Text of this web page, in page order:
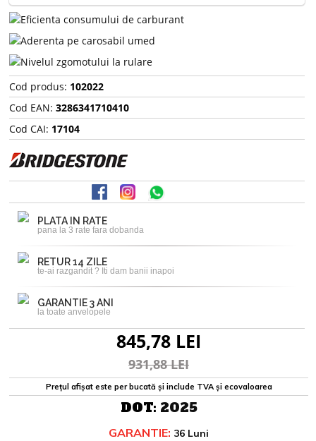
Cod produs: 102022
Cod EAN: 3286341710410
Cod CAI: 17104
PLATA IN RATE
pana la 3 rate fara dobanda
RETUR 14 ZILE
te-ai razgandit ? Iti dam banii inapoi
GARANTIE 3 ANI
la toate anvelopele
845,78 LEI
931,88 LEI
Prețul afișat este per bucată și include TVA și ecovaloarea
DOT: 2025
GARANTIE: 36 Luni